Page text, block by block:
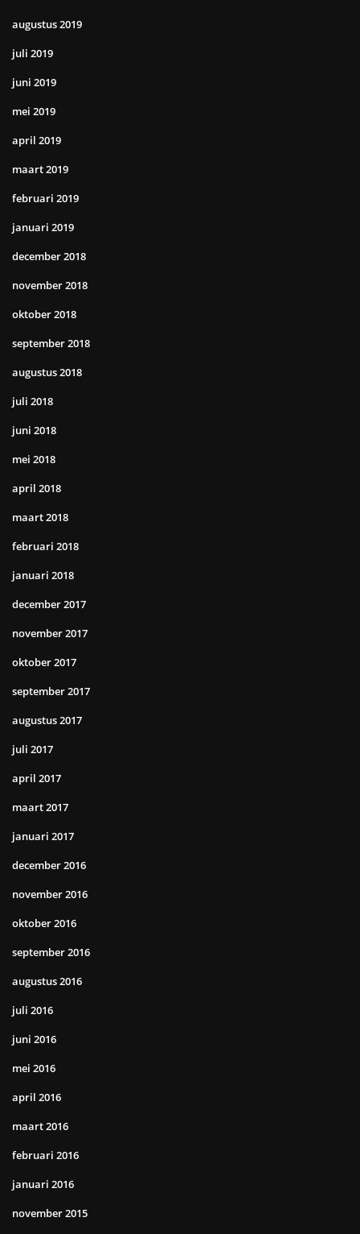
augustus 2019
juli 2019
juni 2019
mei 2019
april 2019
maart 2019
februari 2019
januari 2019
december 2018
november 2018
oktober 2018
september 2018
augustus 2018
juli 2018
juni 2018
mei 2018
april 2018
maart 2018
februari 2018
januari 2018
december 2017
november 2017
oktober 2017
september 2017
augustus 2017
juli 2017
april 2017
maart 2017
januari 2017
december 2016
november 2016
oktober 2016
september 2016
augustus 2016
juli 2016
juni 2016
mei 2016
april 2016
maart 2016
februari 2016
januari 2016
november 2015